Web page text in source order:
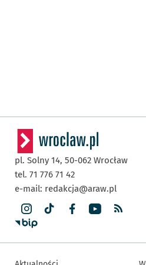
pl. Solny 14, 50-062 Wrocław
tel. 71 776 71 42
e-mail: redakcja@araw.pl